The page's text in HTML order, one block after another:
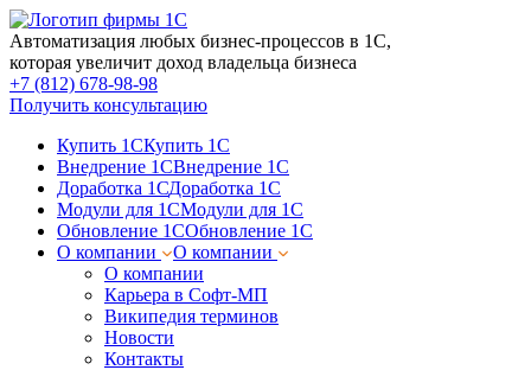
Автоматизация любых бизнес-процессов в 1С,
которая увеличит доход владельца бизнеса
+7 (812) 678-98-98
Получить консультацию
Купить 1СКупить 1С
Внедрение 1СВнедрение 1С
Доработка 1СДоработка 1С
Модули для 1СМодули для 1С
Обновление 1СОбновление 1С
О компании
О компании
О компании
Карьера в Софт-МП
Википедия терминов
Новости
Контакты